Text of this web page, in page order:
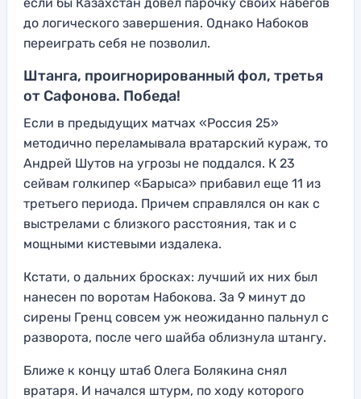
до логического завершения. Однако Набоков
переиграть себя не позволил.
Штанга, проигнорированный фол, третья
от Сафонова. Победа!
Если в предыдущих матчах «Россия 25»
методично переламывала вратарский кураж, то
Андрей Шутов на угрозы не поддался. К 23
сейвам голкипер «Барыса» прибавил еще 11 из
третьего периода. Причем справлялся он как с
выстрелами с близкого расстояния, так и с
мощными кистевыми издалека.
Кстати, о дальних бросках: лучший их них был
нанесен по воротам Набокова. За 9 минут до
сирены Гренц совсем уж неожиданно пальнул с
разворота, после чего шайба облизнула штангу.
Ближе к концу штаб Олега Болякина снял
вратаря. И начался штурм, по ходу которого